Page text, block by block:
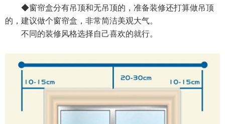
◆窗帘盒分有吊顶和无吊顶的，准备装修还打算做吊顶
的，建议做个窗帘盒，非常简洁美观大气。
不同的装修风格选择自己喜欢的就行。